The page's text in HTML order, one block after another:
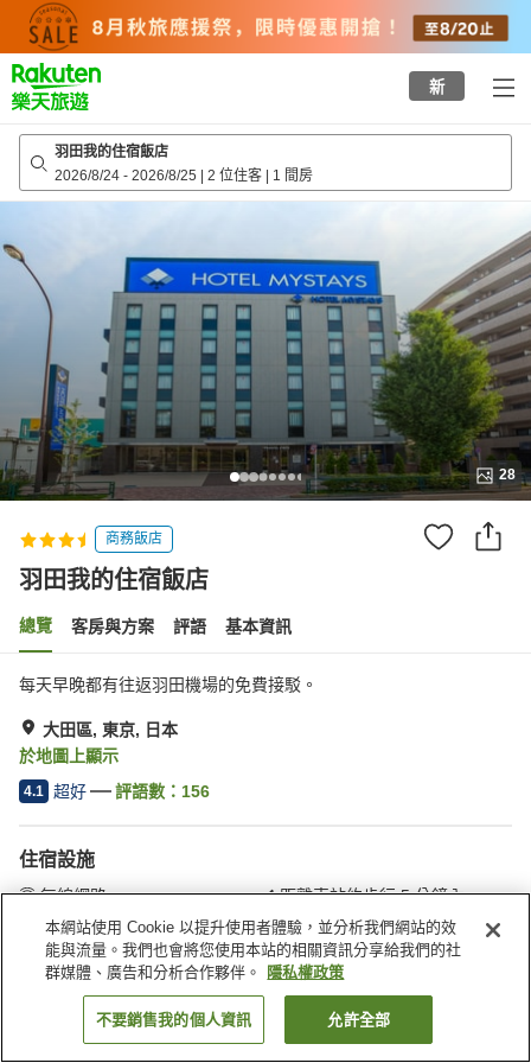
top
page
新
羽田我的住宿飯店
2026/8/24 - 2026/8/25 | 2 位住客 | 1 間房
28
商務飯店
羽田我的住宿飯店
總覽 客房與方案 評語 基本資訊
每天早晚都有往返羽田機場的免費接駁。
大田區, 東京, 日本
於地圖上顯示
4.1 超好 評語數： 156
住宿設施
無線網路
距離車站約步行 5 分鐘內
咖啡廳
自動販賣機
首頁 日本 東京 大田區 羽田我的住宿飯店
找客房
本網站使用 Cookie 以提升使用者體驗，並分析我們網站的效
能與流量。我們也會將您使用本站的相關資訊分享給我們的社
群媒體、廣告和分析合作夥伴。
隱私權政策
不要銷售我的個人資訊 允許全部